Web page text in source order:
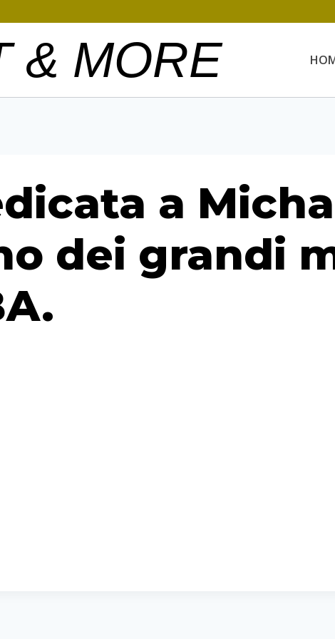
& MORE
a
dei grandi